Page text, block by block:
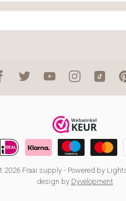
2026 Fraai supply- Powered by
design by Dyvelopment